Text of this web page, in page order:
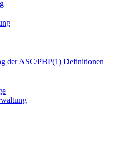
der ASC/PBP(1) Definitionen